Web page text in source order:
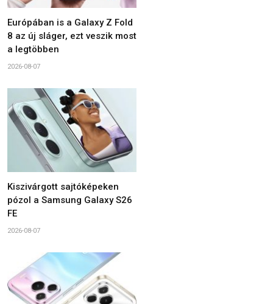
Európában is a Galaxy Z Fold
8 az új sláger, ezt veszik most
a legtöbben
2026-08-07
Kiszivárgott sajtóképeken
pózol a Samsung Galaxy S26
FE
2026-08-07